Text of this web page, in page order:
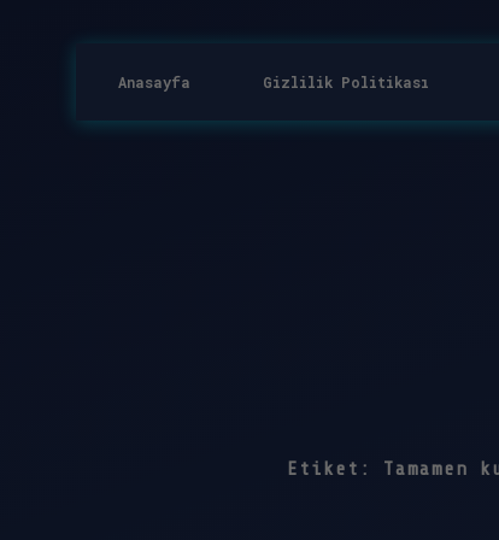
Anasayfa Gizlilik Politikası
Etiket: